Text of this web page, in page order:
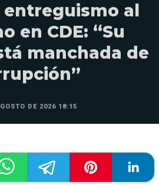
al
en CDE: “Su
manchada de
DE 2026 18:15